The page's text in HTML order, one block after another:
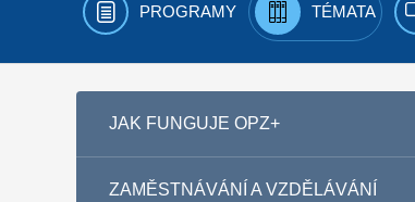
PROGRAMY TÉMATA
JAK FUNGUJE OPZ+
ZAMĚSTNÁVÁNÍ A VZDĚLÁVÁNÍ